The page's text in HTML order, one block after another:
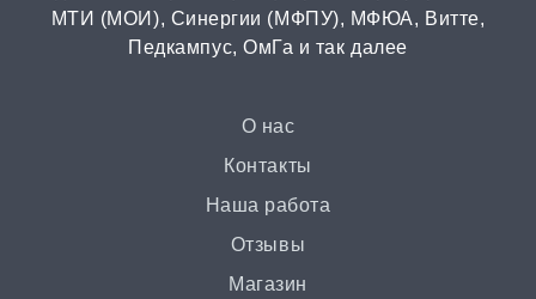
Бизнес-план
от 3 часов | от 500 ₽
от 3 часов | от 500 ₽
Ответы на билеты
МТИ (МОИ), Синергии (МФПУ), МФЮА, Витте,
Педкампус, ОмГа и так далее
О нас
Контакты
Наша работа
Отзывы
Магазин